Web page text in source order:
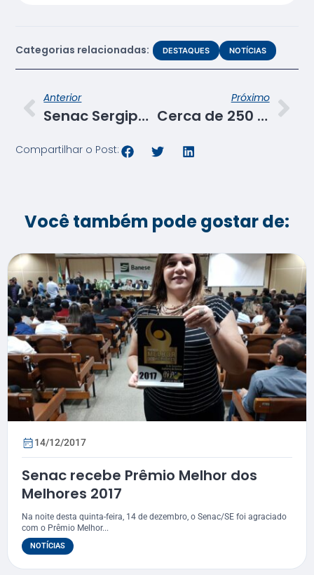
Categorias relacionadas: DESTAQUES NOTÍCIAS
Anterior
Senac Sergipe lança pregões eletrônicos para aquisição de mais de 300 itens alimentícios
Próximo
Cerca de 250 mil pessoas visitaram São João da Família durante os 29 dias da festa
Compartilhar o Post:
Você também pode gostar de:
14/12/2017
Senac recebe Prêmio Melhor dos
Melhores 2017
Na noite desta quinta-feira, 14 de dezembro, o Senac/SE foi agraciado
com o Prêmio Melhor...
NOTÍCIAS